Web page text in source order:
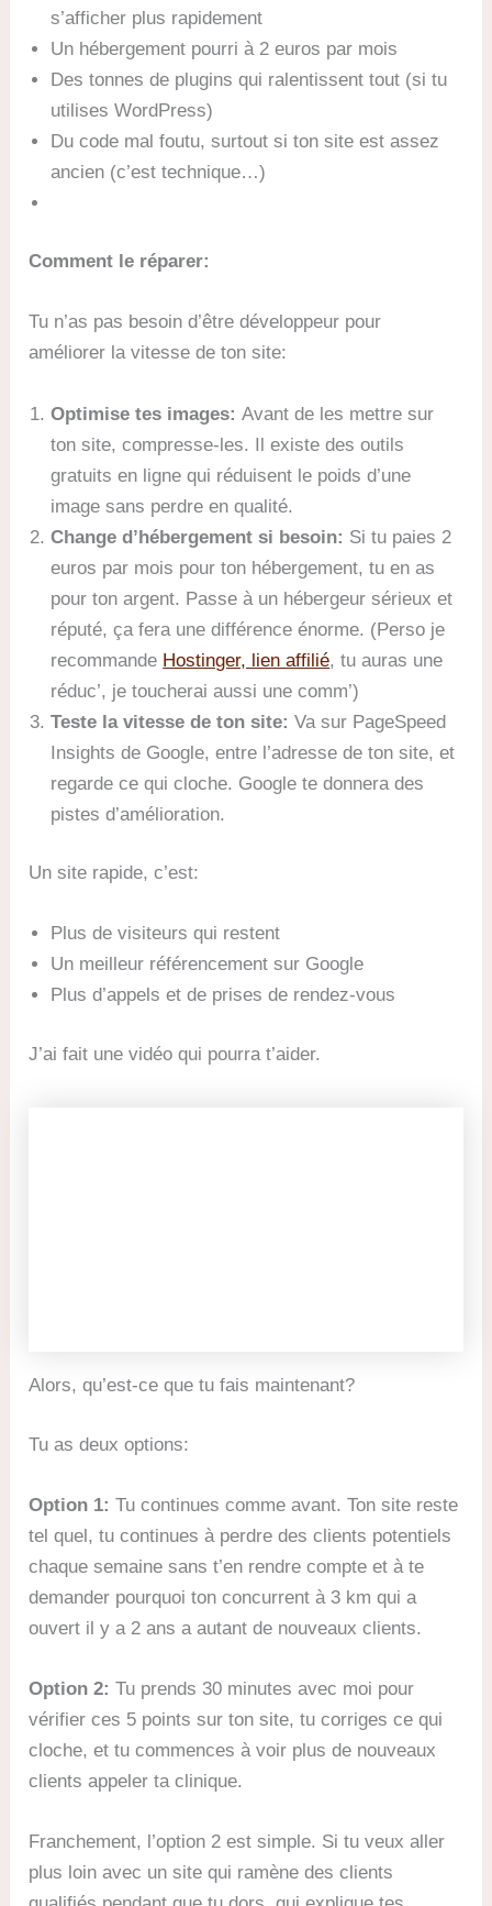
s’afficher plus rapidement
Un hébergement pourri à 2 euros par mois
Des tonnes de plugins qui ralentissent tout (si tu
utilises WordPress)
Du code mal foutu, surtout si ton site est assez
ancien (c’est technique…)
Comment le réparer:
Tu n’as pas besoin d’être développeur pour
améliorer la vitesse de ton site:
Optimise tes images: Avant de les mettre sur
ton site, compresse-les. Il existe des outils
gratuits en ligne qui réduisent le poids d’une
image sans perdre en qualité.
Change d’hébergement si besoin: Si tu paies 2
euros par mois pour ton hébergement, tu en as
pour ton argent. Passe à un hébergeur sérieux et
réputé, ça fera une différence énorme. (Perso je
recommande Hostinger, lien affilié, tu auras une
réduc’, je toucherai aussi une comm’)
Teste la vitesse de ton site: Va sur PageSpeed
Insights de Google, entre l’adresse de ton site, et
regarde ce qui cloche. Google te donnera des
pistes d’amélioration.
Un site rapide, c’est:
Plus de visiteurs qui restent
Un meilleur référencement sur Google
Plus d’appels et de prises de rendez-vous
J’ai fait une vidéo qui pourra t’aider.
Alors, qu’est-ce que tu fais maintenant?
Tu as deux options:
Option 1: Tu continues comme avant. Ton site reste
tel quel, tu continues à perdre des clients potentiels
chaque semaine sans t’en rendre compte et à te
demander pourquoi ton concurrent à 3 km qui a
ouvert il y a 2 ans a autant de nouveaux clients.
Option 2: Tu prends 30 minutes avec moi pour
vérifier ces 5 points sur ton site, tu corriges ce qui
cloche, et tu commences à voir plus de nouveaux
clients appeler ta clinique.
Franchement, l’option 2 est simple. Si tu veux aller
plus loin avec un site qui ramène des clients